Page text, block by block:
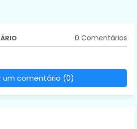
0 Comentários
um comentário (0)